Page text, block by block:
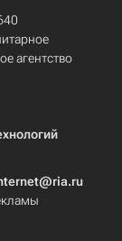
агентство